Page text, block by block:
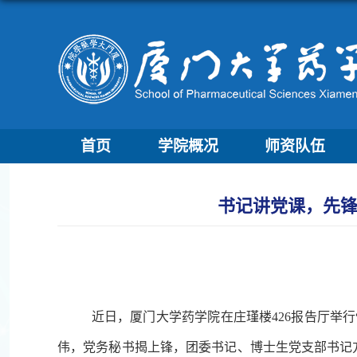
首页 学院概况 师资队伍
书记讲党课，先
近日，厦门大学药学院在庄瑾楼426报告厅举行
伟，党务秘书揭上锋，团委书记、博士生党支部书记